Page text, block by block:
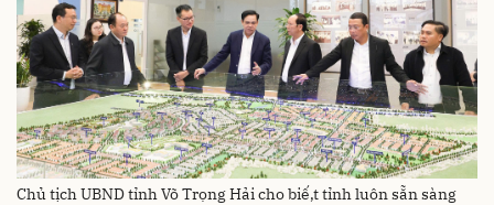
Chủ tịch UBND tỉnh Võ Trọng Hải cho biế,t tỉnh luôn sẵn sàng